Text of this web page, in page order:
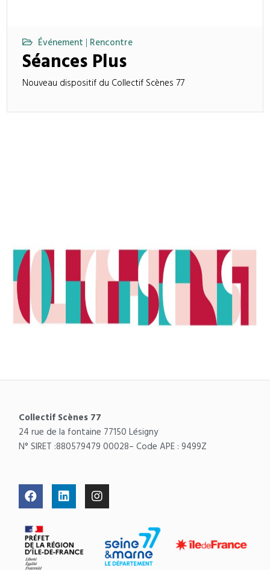
Événement | Rencontre
Séances Plus
Nouveau dispositif du Collectif Scènes 77
Collectif Scènes 77
24 rue de la fontaine 77150 Lésigny
N° SIRET :880579479 00028– Code APE : 9499Z